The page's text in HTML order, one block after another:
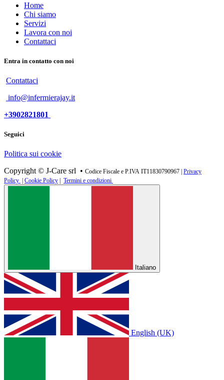
​​​​​​​​​​​​​​​​H​o​m​e
Chi siamo
Servizi
Lavora con noi
Contattaci
Entra in contatto con noi
Contattaci
info@infermierajay.it
+3902821801
Seguici
Politica sui cookie
Copyright © J-Care srl • Codice Fiscale e P.IVA IT11830790967 | Privacy
Policy
Cookie Policy Termini e condizioni
Italiano
English (UK)